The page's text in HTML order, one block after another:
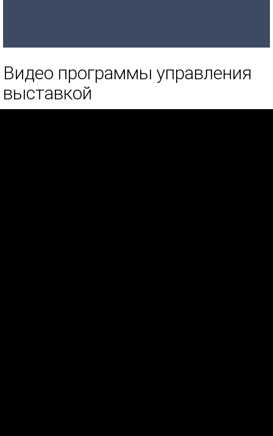
Видео программы управления
выставкой